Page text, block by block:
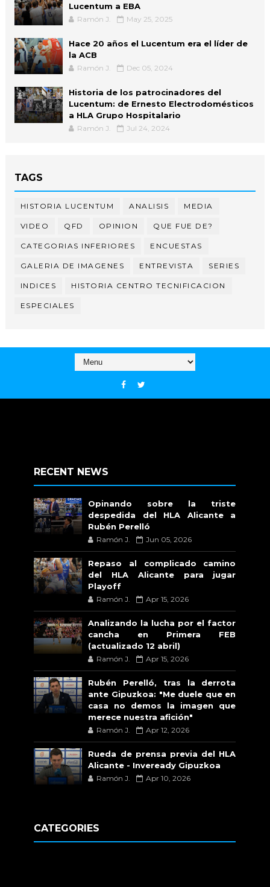
Lucentum a EBA
Ramón J. May 25, 2025
Hace 20 años el Lucentum era el líder de
la ACB
Ramón J. Dec 05, 2024
Historia de los patrocinadores del
Lucentum: de Ernesto Electrodomésticos
a HLA Grupo Hospitalario
Ramón J. Jul 24, 2024
TAGS
HISTORIA LUCENTUM ANALISIS MEDIA
VIDEO QFD OPINION QUE FUE DE?
CATEGORIAS INFERIORES ENCUESTAS
GALERIA DE IMAGENES ENTREVISTA SERIES
INDICES HISTORIA CENTRO TECNIFICACION
ESPECIALES
RECENT NEWS
Opinando sobre la triste
despedida del HLA Alicante a
Rubén Perelló
Ramón J. Jun 05, 2026
Repaso al complicado camino
del HLA Alicante para jugar
Playoff
Ramón J. Apr 15, 2026
Analizando la lucha por el factor
cancha en Primera FEB
(actualizado 12 abril)
Ramón J. Apr 15, 2026
Rubén Perelló, tras la derrota
ante Gipuzkoa: "Me duele que en
casa no demos la imagen que
merece nuestra afición"
Ramón J. Apr 12, 2026
Rueda de prensa previa del HLA
Alicante - Inveready Gipuzkoa
Ramón J. Apr 10, 2026
CATEGORIES